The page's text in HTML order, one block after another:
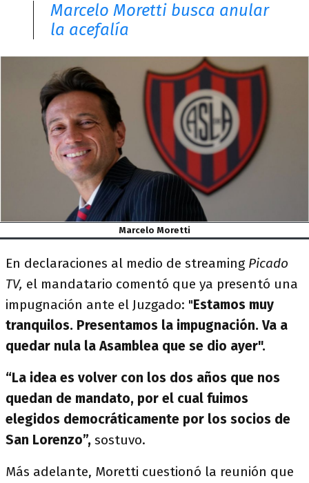
Marcelo Moretti busca anular
la acefalía
Marcelo Moretti
En declaraciones al medio de streamingPicado
TV, el mandatario comentó que ya presentó una
impugnación ante el Juzgado: "Estamos muy
tranquilos. Presentamos la impugnación. Va a
quedar nula la Asamblea que se dio ayer".
“La idea es volver con los dos años que nos
quedan de mandato, por el cual fuimos
elegidos democráticamente por los socios de
San Lorenzo”, sostuvo.
Más adelante, Moretti cuestionó la reunión que